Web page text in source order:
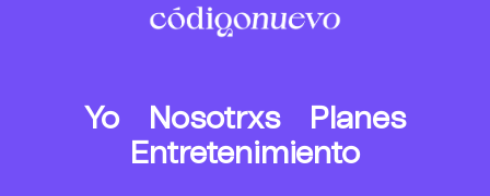
Yo Nosotrxs
Planes
Entretenimiento